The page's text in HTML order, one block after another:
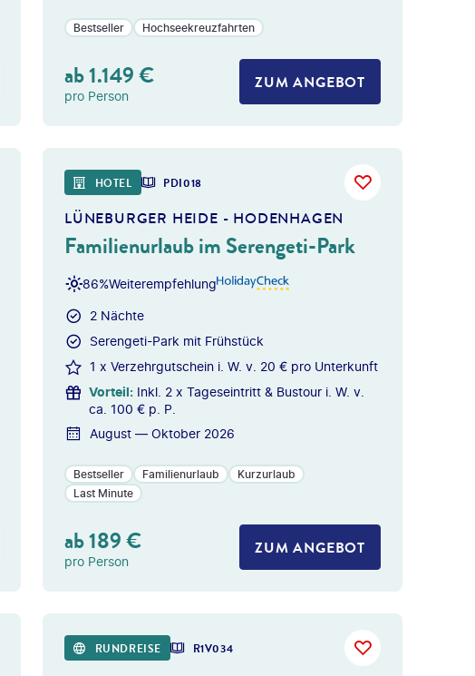
Bestseller Hochseekreuzfahrten
ab1.149€
pro Person
ZUM ANGEBOT
HOTEL PDI018
LÜNEBURGER HEIDE - HODENHAGEN
Familienurlaub im Serengeti-Park
Weiterempfehlung
86%
2 Nächte
Serengeti-Park mit Frühstück
1 x Verzehrgutschein i. W. v. 20 € pro Unterkunft
Vorteil: Inkl. 2 x Tageseintritt & Bustour i. W. v.
ca. 100 € p. P.
August — Oktober 2026
Bestseller Familienurlaub
Kurzurlaub
Last Minute
ab189€
pro Person
ZUM ANGEBOT
RUNDREISE R1V034